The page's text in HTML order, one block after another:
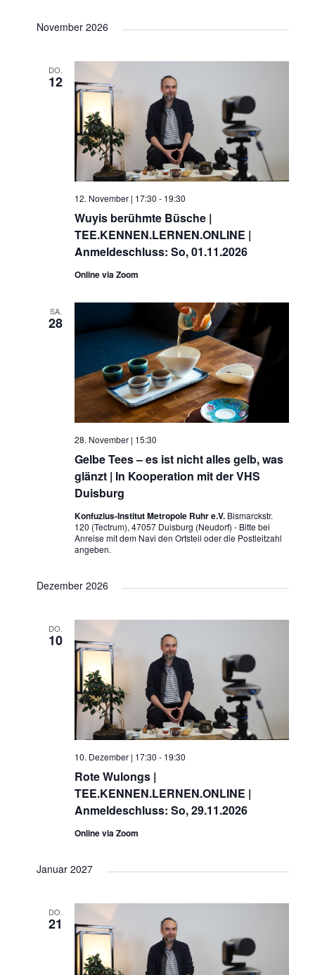
November 2026
DO.
12
Wuyis berühmte Büsche |
TEE.KENNEN.LERNEN.ONLINE |
Anmeldeschluss: So, 01.11.2026
12. November | 17:30 - 19:30
Online via Zoom
SA.
28
Gelbe Tees – es ist nicht alles gelb, was
glänzt | In Kooperation mit der VHS
Duisburg
28. November | 15:30
Konfuzius-Institut Metropole Ruhr e.V. Bismarckstr.
120 (Tectrum), 47057 Duisburg (Neudorf) - Bitte bei
Anreise mit dem Navi den Ortsteil oder die Postleitzahl
angeben.
Dezember 2026
DO.
10
Rote Wulongs |
TEE.KENNEN.LERNEN.ONLINE |
Anmeldeschluss: So, 29.11.2026
10. Dezember | 17:30 - 19:30
Online via Zoom
Januar 2027
DO.
21